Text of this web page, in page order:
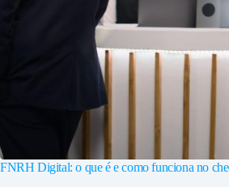
FNRH Digital: o que é e como funciona no